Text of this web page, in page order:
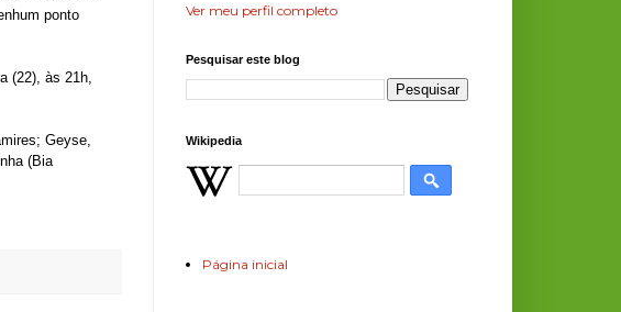
ponto
(22), às 21h,
Geyse,
(Bia
Ver meu perfil completo
Pesquisar este blog
Wikipedia
Página inicial